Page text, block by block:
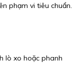
phạm vi tiêu chuẩn.
lò xo hoặc phanh